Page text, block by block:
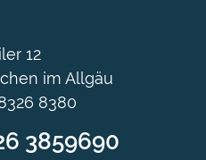
12
im Allgäu
8380
3859690